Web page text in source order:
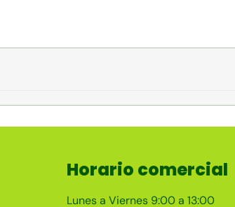
Horario comercial
Lunes a Viernes 9:00 a 13:00